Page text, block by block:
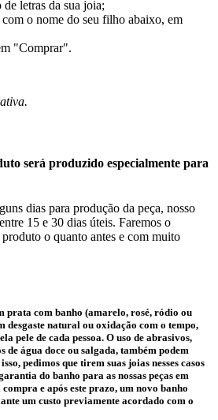
letras da sua joia;
o nome do seu filho abaixo, em
"Comprar".
será produzido especialmente para
dias para produção da peça, nosso
15 e 30 dias úteis. Faremos o
o quanto antes e com muito
prata com banho (amarelo, rosé, ródio ou
desgaste natural ou oxidação com o tempo,
pele de cada pessoa. O uso de abrasivos,
de água doce ou salgada, também podem
pedimos que tirem suas joias nesses casos
do banho para as nossas peças em
e após este prazo, um novo banho
um custo previamente acordado com o